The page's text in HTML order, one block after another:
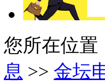
您所在位置
息 >> 金坛